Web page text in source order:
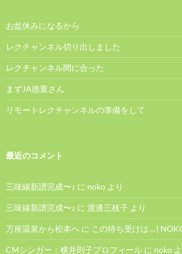
お盆休みになるから
レクチャンネル切り出しました
レクチャンネル間に合った
まずJA徳重さん
リモートレクチャンネルの準備をして
最近のコメント
三味線新譜完成〜♪ に noko より
三味線新譜完成〜♪ に 渡邊三枝子 より
万座温泉から松本へ に この待ち受けは… |
CMシンガー：横井則子プロフィール に noko